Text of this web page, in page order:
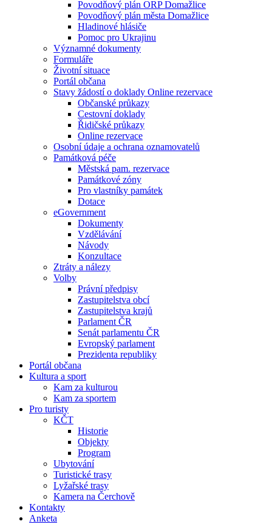
Povodňový plán ORP Domažlice
Povodňový plán města Domažlice
Hladinové hlásiče
Pomoc pro Ukrajinu
Významné dokumenty
Formuláře
Životní situace
Portál občana
Stavy žádostí o doklady Online rezervace
Občanské průkazy
Cestovní doklady
Řidičské průkazy
Online rezervace
Osobní údaje a ochrana oznamovatelů
Památková péče
Městská pam. rezervace
Památkové zóny
Pro vlastníky památek
Dotace
eGovernment
Dokumenty
Vzdělávání
Návody
Konzultace
Ztráty a nálezy
Volby
Právní předpisy
Zastupitelstva obcí
Zastupitelstva krajů
Parlament ČR
Senát parlamentu ČR
Evropský parlament
Prezidenta republiky
Portál občana
Kultura a sport
Kam za kulturou
Kam za sportem
Pro turisty
KČT
Historie
Objekty
Program
Ubytování
Turistické trasy
Lyžařské trasy
Kamera na Čerchově
Kontakty
Anketa